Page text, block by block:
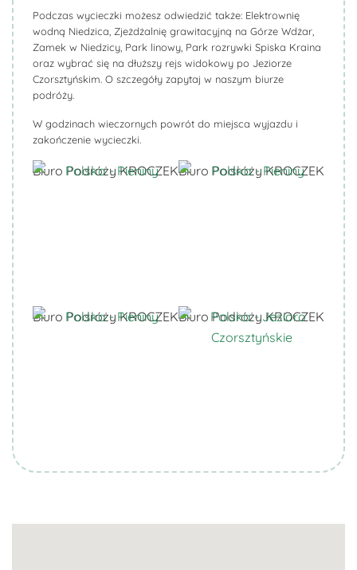
Podczas wycieczki możesz odwiedzić także: Elektrownię
wodną Niedzica, Zjeżdżalnię grawitacyjną na Górze Wdżar,
Zamek w Niedzicy, Park linowy, Park rozrywki Spiska Kraina
oraz wybrać się na dłuższy rejs widokowy po Jeziorze
Czorsztyńskim. O szczegóły zapytaj w naszym biurze
podróży.
W godzinach wieczornych powrót do miejsca wyjazdu i
zakończenie wycieczki.
Biuro Podróży KROCZEKBiuro Podróży KROCZEK
Biuro Podróży KROCZEKBiuro Podróży KROCZEK